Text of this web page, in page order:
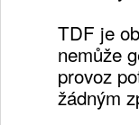
TDF je
nemůže
provoz
žádným